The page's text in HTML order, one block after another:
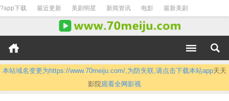
?app下载 最近更新 美剧明星 新闻资讯 电影 最新美剧
本站域名变更为https://www.70meiju.com/,为防失联,请点击下载本站app天天
影院观看全网影视